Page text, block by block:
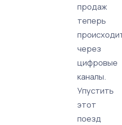
продаж
теперь
через
цифровые
каналы.
Упустить
этот
поезд